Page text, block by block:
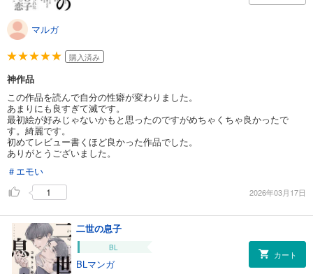
マルガ
購入済み
神作品
この作品を読んで自分の性癖が変わりました。
あまりにも良すぎて滅です。
最初絵が好みじゃないかもと思ったのですがめちゃくちゃ良かったで
す。綺麗です。
初めてレビュー書くほど良かった作品でした。
ありがとうございました。
＃エモい
1
2026年03月17日
二世の息子
BL
BLマンガ
カート